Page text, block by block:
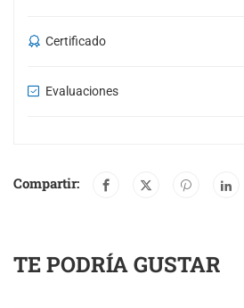
Certificado
Evaluaciones
Compartir:
TE PODRÍA GUSTAR